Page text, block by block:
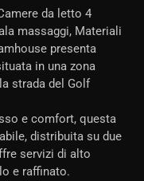
da letto 4
massaggi, Materiali
presenta
in una zona
strada del Golf
e comfort, questa
distribuita su due
servizi di alto
e raffinato.